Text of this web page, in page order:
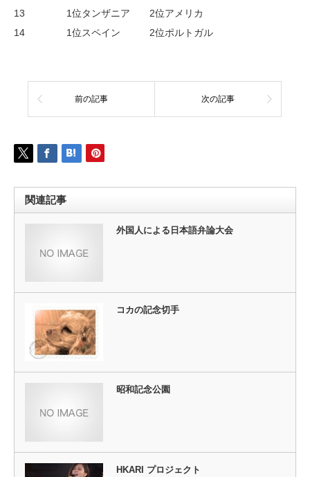
13 1位タンザニア 2位アメリカ
14 1位スペイン 2位ポルトガル
前の記事 次の記事
関連記事
外国人による日本語弁論大会
コカの記念切手
昭和記念公園
HKARI プロジェクト